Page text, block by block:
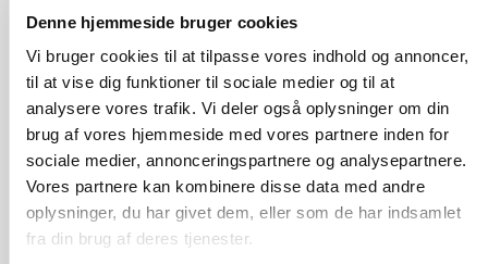
Denne hjemmeside bruger cookies
Vi bruger cookies til at tilpasse vores indhold og annoncer,
til at vise dig funktioner til sociale medier og til at
analysere vores trafik. Vi deler også oplysninger om din
brug af vores hjemmeside med vores partnere inden for
sociale medier, annonceringspartnere og analysepartnere.
Vores partnere kan kombinere disse data med andre
oplysninger, du har givet dem, eller som de har indsamlet
fra din brug af deres tjenester.
dokumentation til efterfølgende mulige retslige forløb.
IMS (International Media Support), der arbejder for
uafhængige medier og adgang til information, har via
partnere i Palæstina i flere år dokumenteret, hvordan
de større sociale medieplatforme, herunder særligt
Facebook, Instagram, Google/YouTube og Twitter
censurerer palæstinensisk indhold. Det vi ser nu, er en
voldsom eskalering, hvor tusindvis af fotos og videoer
fjernes, samt hundredvis af konti og medlemsbaserede